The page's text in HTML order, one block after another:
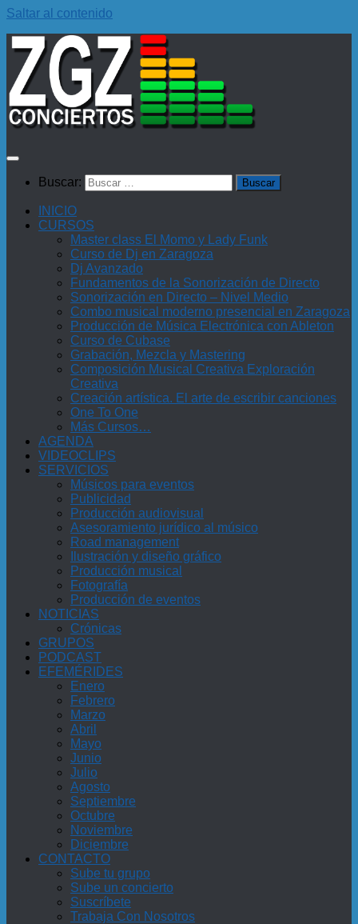
Saltar al contenido
Buscar:
INICIO
CURSOS
Master class El Momo y Lady Funk
Curso de Dj en Zaragoza
Dj Avanzado
Fundamentos de la Sonorización de Directo
Sonorización en Directo – Nivel Medio
Combo musical moderno presencial en Zaragoza
Producción de Música Electrónica con Ableton
Curso de Cubase
Grabación, Mezcla y Mastering
Composición Musical Creativa Exploración
Creativa
Creación artística. El arte de escribir canciones
One To One
Más Cursos…
AGENDA
VIDEOCLIPS
SERVICIOS
Músicos para eventos
Publicidad
Producción audiovisual
Asesoramiento jurídico al músico
Road management
Ilustración y diseño gráfico
Producción musical
Fotografía
Producción de eventos
NOTICIAS
Crónicas
GRUPOS
PODCAST
EFEMÉRIDES
Enero
Febrero
Marzo
Abril
Mayo
Junio
Julio
Agosto
Septiembre
Octubre
Noviembre
Diciembre
CONTACTO
Sube tu grupo
Sube un concierto
Suscríbete
Trabaja Con Nosotros